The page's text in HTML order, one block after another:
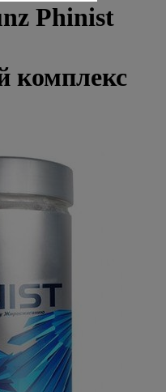
Phinist
комплекс